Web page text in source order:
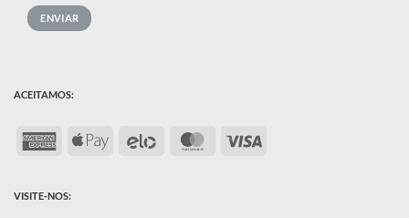
VISITE-NOS:
ACEITAMOS:
AmericanApple
MasterCard